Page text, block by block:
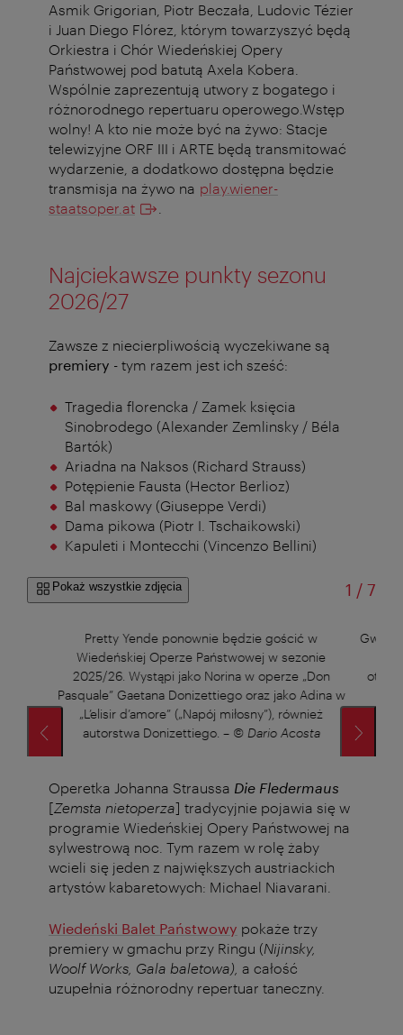
Asmik Grigorian, Piotr Beczała, Ludovic Tézier
i Juan Diego Flórez, którym towarzyszyć będą
Orkiestra i Chór Wiedeńskiej Opery
Państwowej pod batutą Axela Kobera.
Wspólnie zaprezentują utwory z bogatego i
różnorodnego repertuaru operowego.Wstęp
wolny! A kto nie może być na żywo: Stacje
telewizyjne ORF III i ARTE będą transmitować
wydarzenie, a dodatkowo dostępna będzie
transmisja na żywo na play.wiener-
staatsoper.at
Najciekawsze punkty sezonu
2026/27
Zawsze z niecierpliwością wyczekiwane są
premiery - tym razem jest ich sześć:
Tragedia florencka / Zamek księcia
Sinobrodego (Alexander Zemlinsky / Béla
Bartók)
Ariadna na Naksos (Richard Strauss)
Potępienie Fausta (Hector Berlioz)
Bal maskowy (Giuseppe Verdi)
Dama pikowa (Piotr I. Tschaikowski)
Kapuleti i Montecchi (Vincenzo Bellini)
Pokaż wszystkie zdjęcia 1 /od
7
Pretty Yende ponownie będzie gościć w
Wiedeńskiej Operze Państwowej w sezonie
2025/26. Wystąpi jako Norina w operze „Don
Pasquale” Gaetana Donizettiego oraz jako Adina w
„L’elisir d’amore” („Napój miłosny”), również
autorstwa Donizettiego. – © Dario Acosta
Operetka Johanna Straussa Die Fledermaus
[Zemsta nietoperza] tradycyjnie pojawia się w
programie Wiedeńskiej Opery Państwowej na
sylwestrową noc. Tym razem w rolę żaby
wcieli się jeden z największych austriackich
artystów kabaretowych: Michael Niavarani.
Wiedeński Balet Państwowy pokaże trzy
premiery w gmachu przy Ringu (Nijinsky,
Woolf Works, Gala baletowa), a całość
uzupełnia różnorodny repertuar taneczny.